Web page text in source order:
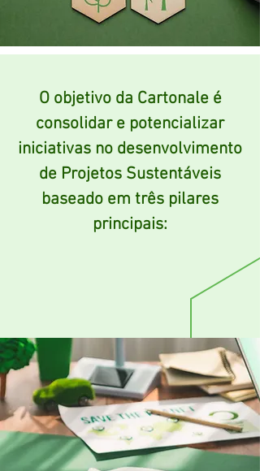
O objetivo da Cartonale é
consolidar e potencializar
iniciativas no desenvolvimento
de Projetos Sustentáveis
baseado em três pilares
principais: